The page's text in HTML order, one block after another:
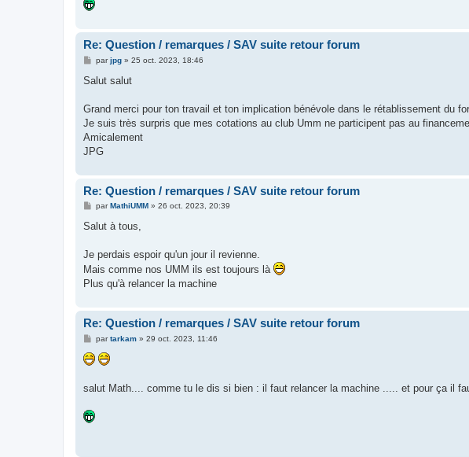
Re: Question / remarques / SAV suite retour forum
M
s
g
parjpg» 25 oct. 2023, 18:46
Salut salut
Grand merci pour ton travail et ton implication bénévole dans le rétablissement du
Je suis très surpris que mes cotations au club Umm ne participent pas au
Amicalement
JPG
Re: Question / remarques / SAV suite retour forum
M
s
g
parMathiUMM» 26 oct. 2023, 20:39
Salut à tous,
Je perdais espoir qu'un jour il revienne.
Mais comme nos UMM ils est toujours là
Plus qu'à relancer la machine
Re: Question / remarques / SAV suite retour forum
M
s
s
g
e
partarkam» 29 oct. 2023, 11:46
salut Math.... comme tu le dis si bien : il faut relancer la machine ..... et pour ça il